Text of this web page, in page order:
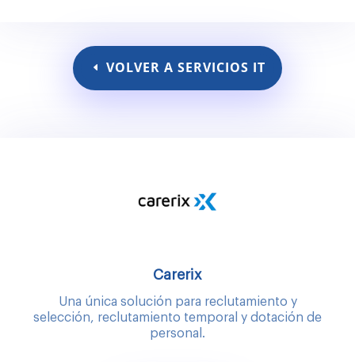
VOLVER A SERVICIOS IT
Carerix
Una única solución para reclutamiento y
selección, reclutamiento temporal y dotación de
personal.